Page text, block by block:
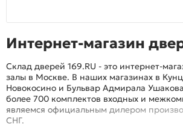
Интернет-магазин
Склад дверей 169.RU - это интернет-
залы в Москве. В наших магазинах в
Новокосино и Бульвар Адмирала
более 700 комплектов входных и
являемся официальным дилером
СНГ.